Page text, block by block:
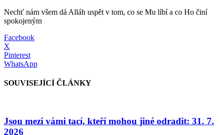
Nechť nám všem dá Alláh uspět v tom, co se Mu líbí a co Ho činí
spokojeným
Facebook
X
Pinterest
WhatsApp
SOUVISEJÍCÍ ČLÁNKY
Jsou mezi vámi tací, kteří mohou jiné odradit: 31. 7.
2026